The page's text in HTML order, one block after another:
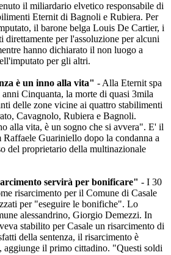
il miliardario elvetico responsabile di
Eternit di Bagnoli e Rubiera. Per
il barone belga Louis De Cartier, i
direttamente per l'assoluzione per alcuni
hanno dichiarato il non luogo a
per gli altri.
è un inno alla vita" - Alla Eternit spa
Cinquanta, la morte di quasi 3mila
delle zone vicine ai quattro stabilimenti
Cavagnolo, Rubiera e Bagnoli.
alla vita, è un sogno che si avvera". E' il
Raffaele Guariniello dopo la condanna a
del proprietario della multinazionale
servirà per bonificare" - I 30
risarcimento per il Comune di Casale
per "eseguire le bonifiche". Lo
alessandrino, Giorgio Demezzi. In
stabilito per Casale un risarcimento di
della sentenza, il risarcimento è
aggiunge il primo cittadino. "Questi soldi